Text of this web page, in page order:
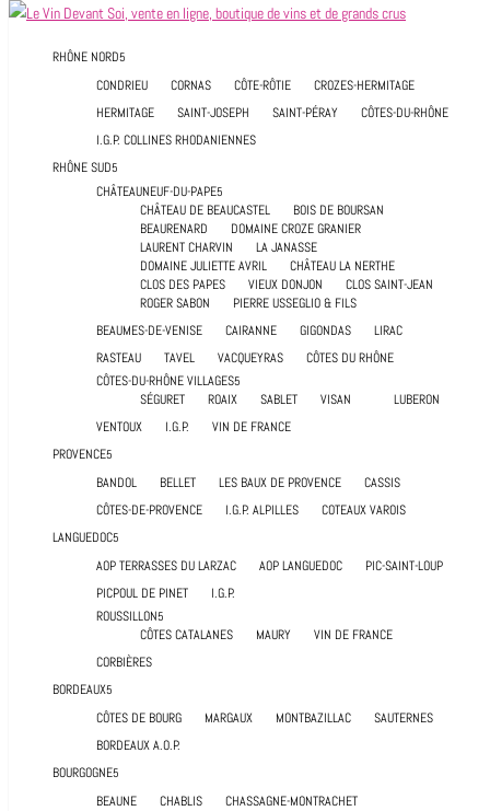
Accueil
Agenda dégustations
Animations œnologiques
Pressbook
| Notre boutique à Avignon |
Contact
Mon Compte
RHÔNE NORD
CONDRIEU
CORNAS CÔTE-RÔTIE
CROZES-HERMITAGE
HERMITAGE
SAINT-JOSEPH SAINT-PÉRAY
CÔTES-DU-RHÔNE
I.G.P. COLLINES RHODANIENNES
RHÔNE SUD
CHÂTEAUNEUF-DU-PAPE
CHÂTEAU DE BEAUCASTEL
BOIS DE BOURSAN
BEAURENARD
DOMAINE CROZE GRANIER
LAURENT CHARVIN
LA JANASSE
DOMAINE JULIETTE AVRIL
CHÂTEAU LA NERTHE
CLOS DES PAPES
VIEUX DONJON
CLOS SAINT-JEAN
ROGER SABON
PIERRE USSEGLIO & FILS
BEAUMES-DE-VENISE
CAIRANNE GIGONDAS
LIRAC
RASTEAU
TAVEL VACQUEYRAS
CÔTES DU RHÔNE
CÔTES-DU-RHÔNE VILLAGES
SÉGURET
ROAIX SABLET VISAN
LUBERON
VENTOUX
I.G.P.
VIN DE FRANCE
PROVENCE
BANDOL
BELLET LES BAUX DE PROVENCE
CASSIS
CÔTES-DE-PROVENCE
I.G.P. ALPILLES
COTEAUX VAROIS
LANGUEDOC
AOP TERRASSES DU LARZAC
AOP LANGUEDOC
PIC-SAINT-LOUP
PICPOUL DE PINET
I.G.P.
ROUSSILLON
CÔTES CATALANES
MAURY
VIN DE FRANCE
CORBIÈRES
BORDEAUX
CÔTES DE BOURG
MARGAUX MONTBAZILLAC
SAUTERNES
BORDEAUX A.O.P.
BOURGOGNE
BEAUNE
CHABLIS
CHASSAGNE-MONTRACHET